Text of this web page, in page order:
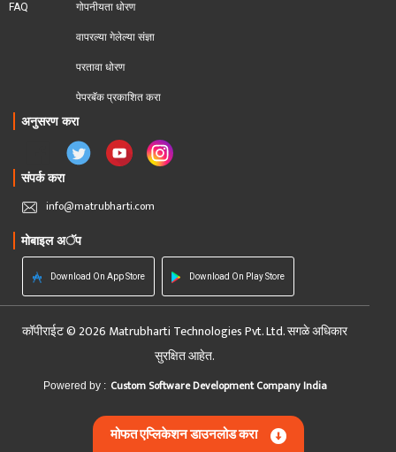
FAQ गोपनीयता धोरण
वापरल्या गेलेल्या संज्ञा
परतावा धोरण
पेपरबॅक प्रकाशित करा
अनुसरण करा
संपर्क करा
info@matrubharti.com
मोबाइल अॅप
Download On App Store Download On Play Store
कॉपीराईट © 2026 Matrubharti Technologies Pvt. Ltd. सगळे अधिकार
सुरक्षित आहेत.
Powered by : Custom Software Development Company India
मोफत एप्लिकेशन डाउनलोड करा